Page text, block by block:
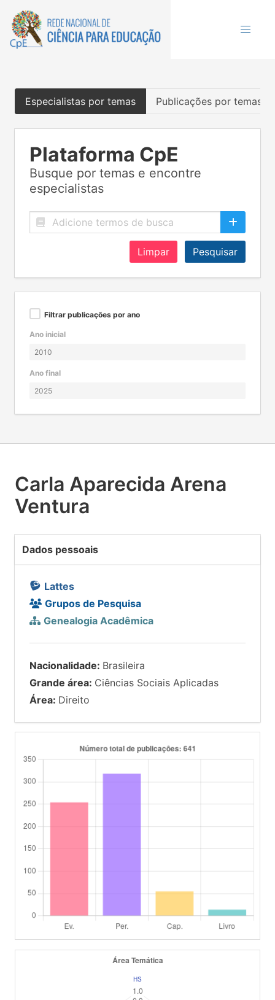
Especialistas por temas Publicações por temas
Plataforma CpE
Busque por temas e encontre
especialistas
Limpar Pesquisar
Filtrar publicações por ano
Ano inicial
Ano final
Carla Aparecida Arena
Ventura
Dados pessoais
Lattes
Grupos de Pesquisa
Genealogia Acadêmica
Nacionalidade: Brasileira
Grande área: Ciências Sociais Aplicadas
Área: Direito